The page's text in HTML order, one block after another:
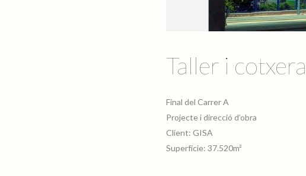
Taller i
Final del Carrer A
Projecte i direcció d’obra
Client: GISA
Superfície: 37.520m²